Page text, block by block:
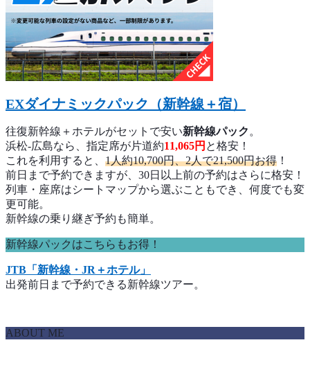
EXダイナミックパック（新幹線＋宿）
往復新幹線＋ホテルがセットで安い新幹線パック 。
浜松-広島なら、指定席が片道約11,065円 と格安！
これを利用すると、 1人約10,700円、2人で21,500円お得 ！
前日まで予約できますが、30日以上前の予約はさらに格安！
列車・座席はシートマップから選ぶこともでき、何度でも変
更可能。
新幹線の乗り継ぎ予約も簡単。
新幹線パックはこちらもお得！
JTB「新幹線・JR＋ホテル」
出発前日まで予約できる新幹線ツアー。
ABOUT ME